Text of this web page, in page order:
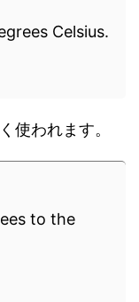
Celsius.
使われます。
to the